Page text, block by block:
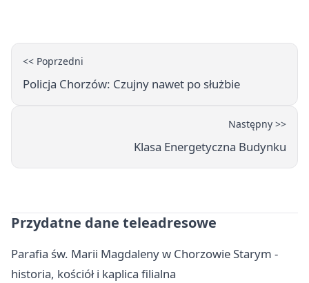
<< Poprzedni
Policja Chorzów: Czujny nawet po służbie
Następny >>
Klasa Energetyczna Budynku
Przydatne dane teleadresowe
Parafia św. Marii Magdaleny w Chorzowie Starym -
historia, kościół i kaplica filialna